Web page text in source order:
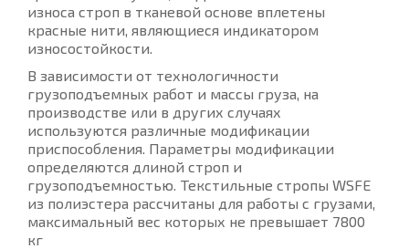
износа строп в тканевой основе вплетены
красные нити, являющиеся индикатором
износостойкости.
В зависимости от технологичности
грузоподъемных работ и массы груза, на
производстве или в других случаях
используются различные модификации
приспособления. Параметры модификации
определяются длиной строп и
грузоподъемностью. Текстильные стропы WSFE
из полиэстера рассчитаны для работы с грузами,
максимальный вес которых не превышает 7800
кг